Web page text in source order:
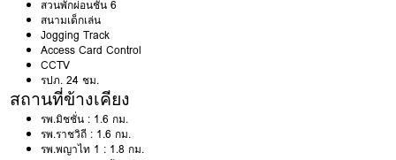
สวนพักผ่อนชั้น 6
สนามเด็กเล่น
Jogging Track
Access Card Control
CCTV
รปภ. 24 ชม.
สถานที่ข้างเคียง
รพ.มิชชั่น : 1.6 กม.
รพ.ราชวิถี : 1.6 กม.
รพ.พญาไท 1 : 1.8 กม.